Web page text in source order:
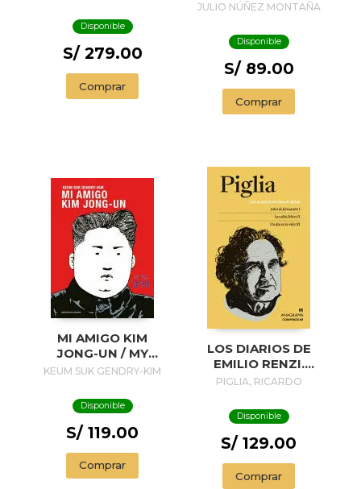
Disponible
S/ 279.00
Comprar
JULIO NÚÑEZ MONTAÑA
Disponible
S/ 89.00
Comprar
MI AMIGO KIM
JONG-UN / MY
FRIEND KIM JONG-
KEUM SUK GENDRY-KIM
Disponible
S/ 119.00
Comprar
LOS DIARIOS DE
EMILIO RENZI.
AÑOS DE
AÑOS FELICES II;
UN DIA EN LA VIDA
III
PIGLIA, RICARDO
Disponible
S/ 129.00
Comprar